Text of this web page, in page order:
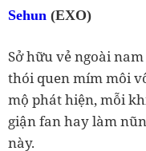
Sehun (EXO)
Sở hữu vẻ ngoài
thói quen mím môi
mộ phát hiện, mỗi
giận fan hay làm
này.